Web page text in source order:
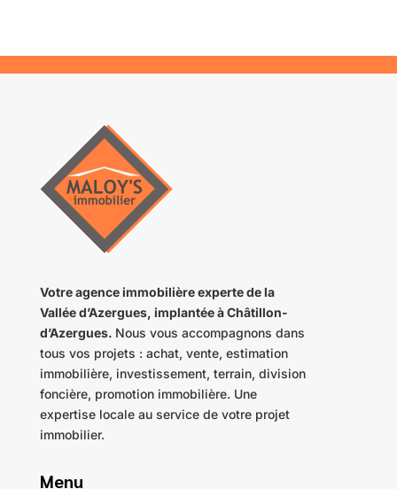
Votre agence immobilièreexperte de la
Vallée d’Azergues, implantéeà Châtillon-
d’Azergues. Nous vous accompagnons dans
tous vos projets : achat, vente, estimation
immobilière, investissement, terrain, division
foncière, promotion immobilière. Une
expertise locale au service de votre projet
immobilier.
Menu